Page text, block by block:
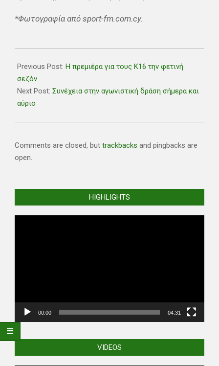
*Φωτογραφία από sport-fm.com.cy.
09-
16
Previous Post: Η πρεμιέρα για τους Κ16 την φετινή
σεζόν
Next Post: Συνέχεια στην αγωνιστική δράση σήμερα και
αύριο
Comments are closed, but trackbacks and pingbacks are
open.
HIGHLIGHTS
00:00 04:31
VIDEOS